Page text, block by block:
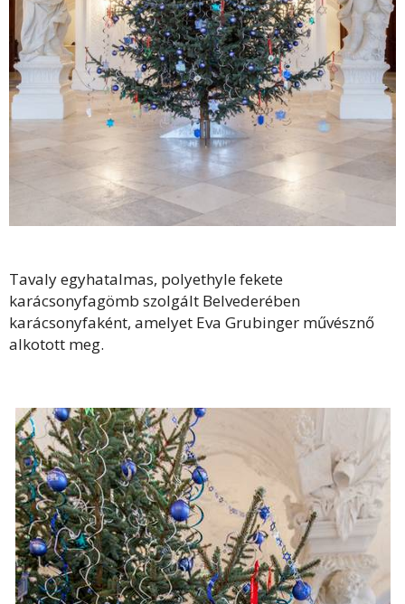
Tavaly egyhatalmas, polyethyle fekete
karácsonyfagömb szolgált Belvederében
karácsonyfaként, amelyet Eva Grubinger művésznő
alkotott meg.